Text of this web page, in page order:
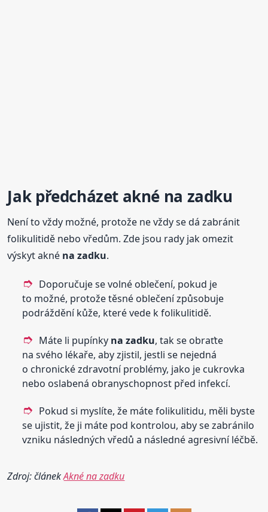
Jak předcházet akné na zadku
Není to vždy možné, protože ne vždy se dá zabránit
folikulitidě nebo vředům. Zde jsou rady jak omezit
výskyt akné na zadku.
Doporučuje se volné oblečení, pokud je
to možné, protože těsné oblečení způsobuje
podráždění kůže, které vede k folikulitidě.
Máte li pupínky na zadku, tak se obraťte
na svého lékaře, aby zjistil, jestli se nejedná
o chronické zdravotní problémy, jako je cukrovka
nebo oslabená obranyschopnost před infekcí.
Pokud si myslíte, že máte folikulitidu, měli byste
se ujistit, že ji máte pod kontrolou, aby se zabránilo
vzniku následných vředů a následné agresivní léčbě.
Zdroj: článekAkné na zadku